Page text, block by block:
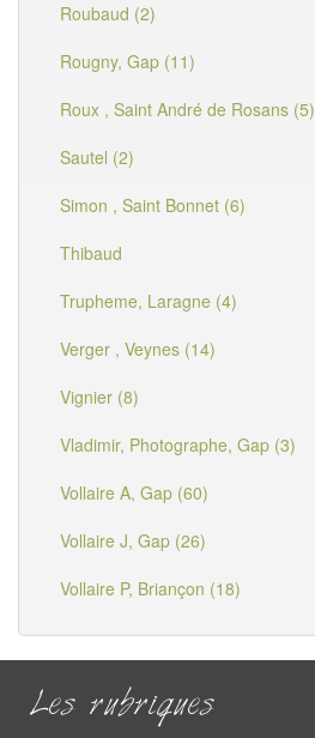
Roubaud (2)
Rougny, Gap (11)
Roux , Saint André de Rosans (5)
Sautel (2)
Simon , Saint Bonnet (6)
Thibaud
Trupheme, Laragne (4)
Verger , Veynes (14)
Vignier (8)
Vladimir, Photographe, Gap (3)
Vollaire A, Gap (60)
Vollaire J, Gap (26)
Vollaire P, Briançon (18)
Les rubriques